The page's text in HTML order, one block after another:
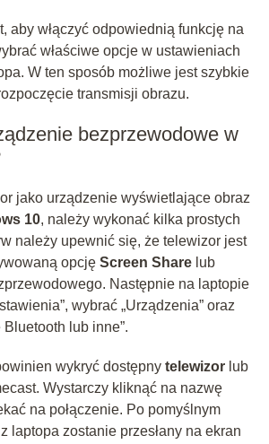
aby włączyć odpowiednią funkcję na
właściwe opcje w ustawieniach
W ten sposób możliwe jest szybkie
transmisji obrazu.
bezprzewodowe w
jako urządzenie wyświetlające obraz
10, należy wykonać kilka prostych
należy upewnić się, że telewizor jest
opcję Screen Sharelub
Następnie na laptopie
wybrać „Urządzenia” oraz
lub inne”.
wykryć dostępny telewizorlub
Wystarczy kliknąć na nazwę
na połączenie. Po pomyślnym
laptopa zostanie przesłany na ekran